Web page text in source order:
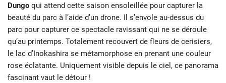
Dungo qui attend cette saison ensoleillée pour capturer la
beauté du parc à l’aide d’un drone.
Il s’envole au-dessus du
parc pour capturer ce spectacle ravissant qui ne se déroule
qu’au printemps. Totalement recouvert de fleurs de cerisiers,
le lac d’Inokashira se métamorphose en prenant une couleur
rose éclatante. Uniquement visible depuis le ciel, ce panorama
fascinant vaut le détour !